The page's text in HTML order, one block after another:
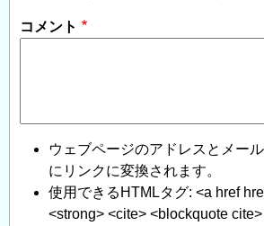
コメント
ウェブページのアドレスとメー
にリンクに変換されます。
使用できるHTMLタグ: <a href
<strong> <cite> <blockquote